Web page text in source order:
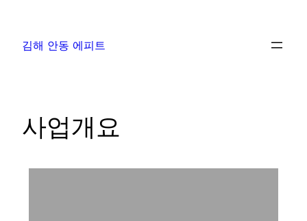
김해 안동 에피트
사업개요